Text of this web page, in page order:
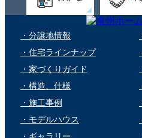
・分譲地情報
・住宅ラインナップ
・家づくりガイド
・構造、仕様
・施工事例
・モデルハウス